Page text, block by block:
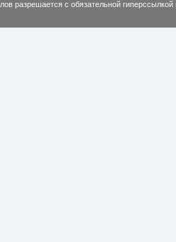
разрешается с обязательной гиперссылкой